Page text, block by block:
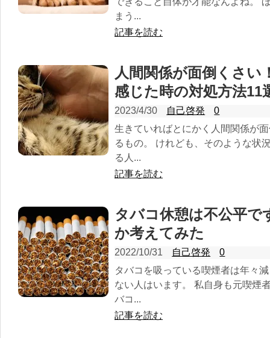
まう...
記事を読む
人間関係が面倒くさ
感じた時の対処方法11
2023/4/30 自己啓発
0
生きていればとにかく人間関係が
るもの。 けれども、そのような状
る人...
記事を読む
タバコ休憩は不公平
か考えてみた
2022/10/31 自己啓発
0
タバコを吸っている喫煙者は年々
ない人はいます。 私自身も元喫煙
バコ...
記事を読む